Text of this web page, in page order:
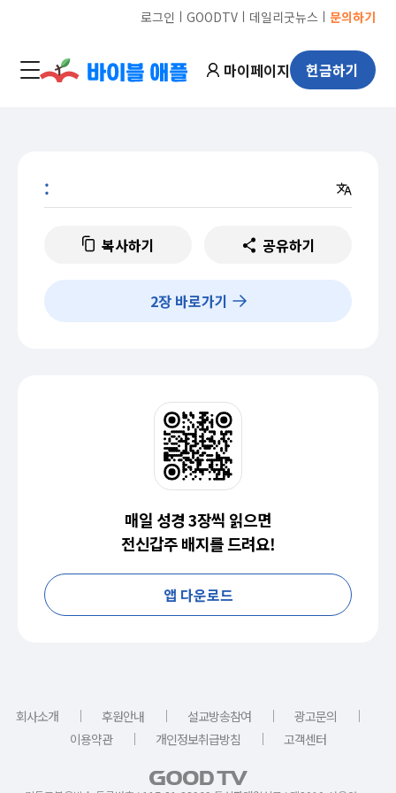
로그인 ㅣ GOODTVㅣ 데일리굿뉴스 ㅣ 문의하기
마이페이지 헌금하기
:
복사하기 공유하기
2장 바로가기
매일 성경 3장씩 읽으면
전신갑주 배지를 드려요!
앱 다운로드
회사소개 ｜ 후원안내 ｜ 설교방송참여 ｜ 광고문의
｜
이용약관
｜ 개인정보취급방침 ｜ 고객센터